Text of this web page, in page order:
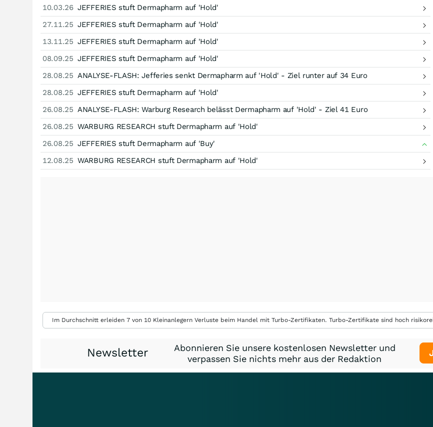
10.03.26 JEFFERIES stuft Dermapharm auf 'Hold'
27.11.25 JEFFERIES stuft Dermapharm auf 'Hold'
13.11.25 JEFFERIES stuft Dermapharm auf 'Hold'
08.09.25 JEFFERIES stuft Dermapharm auf 'Hold'
28.08.25 ANALYSE-FLASH: Jefferies senkt Dermapharm auf 'Hold' - Ziel runter auf 34 Euro
28.08.25 JEFFERIES stuft Dermapharm auf 'Hold'
26.08.25 ANALYSE-FLASH: Warburg Research belässt Dermapharm auf 'Hold' - Ziel 41 Euro
26.08.25 WARBURG RESEARCH stuft Dermapharm auf 'Hold'
26.08.25 JEFFERIES stuft Dermapharm auf 'Buy'
12.08.25 WARBURG RESEARCH stuft Dermapharm auf 'Hold'
Im Durchschnitt erleiden 7 von 10 Kleinanlegern Verluste beim Handel mit Turbo-Zertifikaten. Turbo-Zertifikate sind hoch
Newsletter
Abonnieren Sie unsere kostenlosen Newsletter und
verpassen Sie nichts mehr aus der Redaktion